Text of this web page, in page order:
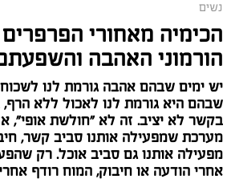
נשים
הכימיה מאחורי
הורמוני האהבה
יש ימים שבהם אהבה גורמת לנו לשכוח
שבהם היא גורמת לנו לאכול ללא
בקשר לא יציב. זה לא "חולשת אופי",
מערכת שמפעילה אותנו סביב קשר,
מפעילה אותנו גם סביב אוכל. רק
אחרי הודעה או חיבוק, המוח רודף